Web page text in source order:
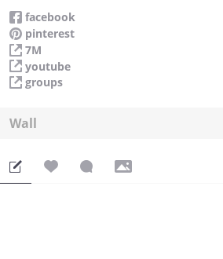
Website: https://7mvnn.net/
Địa chỉ: 1096 Đ. Chiêu Liêu, Tân Đông
Việt Nam
Số Điện Thoại: 0914289014
Email: 7mvnnnet@gmail.com
#7m #7mcn #7m_cn #tyle7m #tyso7m
https://www.youtube.com/@7MVNNNET
https://groups.google.com/g/7mvnnnet
https://soundcloud.com/7-m-641544235
https://medium.com/@7mvnnnet/about
facebook
pinterest
7M
youtube
groups
Wall